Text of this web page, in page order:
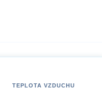
TEPLOTA VZDUCHU